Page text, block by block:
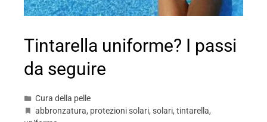
Tintarella uniforme? I passi
da seguire
Cura della pelle
abbronzatura, protezioni solari, solari, tintarella,